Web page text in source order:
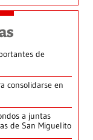
de
consolidarse en
a juntas
de San Miguelito